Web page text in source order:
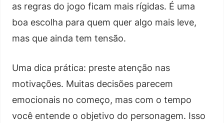
as regras do jogo ficam mais rígidas. É uma
boa escolha para quem quer algo mais leve,
mas que ainda tem tensão.
Uma dica prática: preste atenção nas
motivações. Muitas decisões parecem
emocionais no começo, mas com o tempo
você entende o objetivo do personagem. Isso